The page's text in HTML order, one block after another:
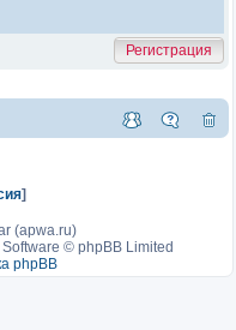
Регистрация
]
(apwa.ru)
© phpBB Limited
phpBB